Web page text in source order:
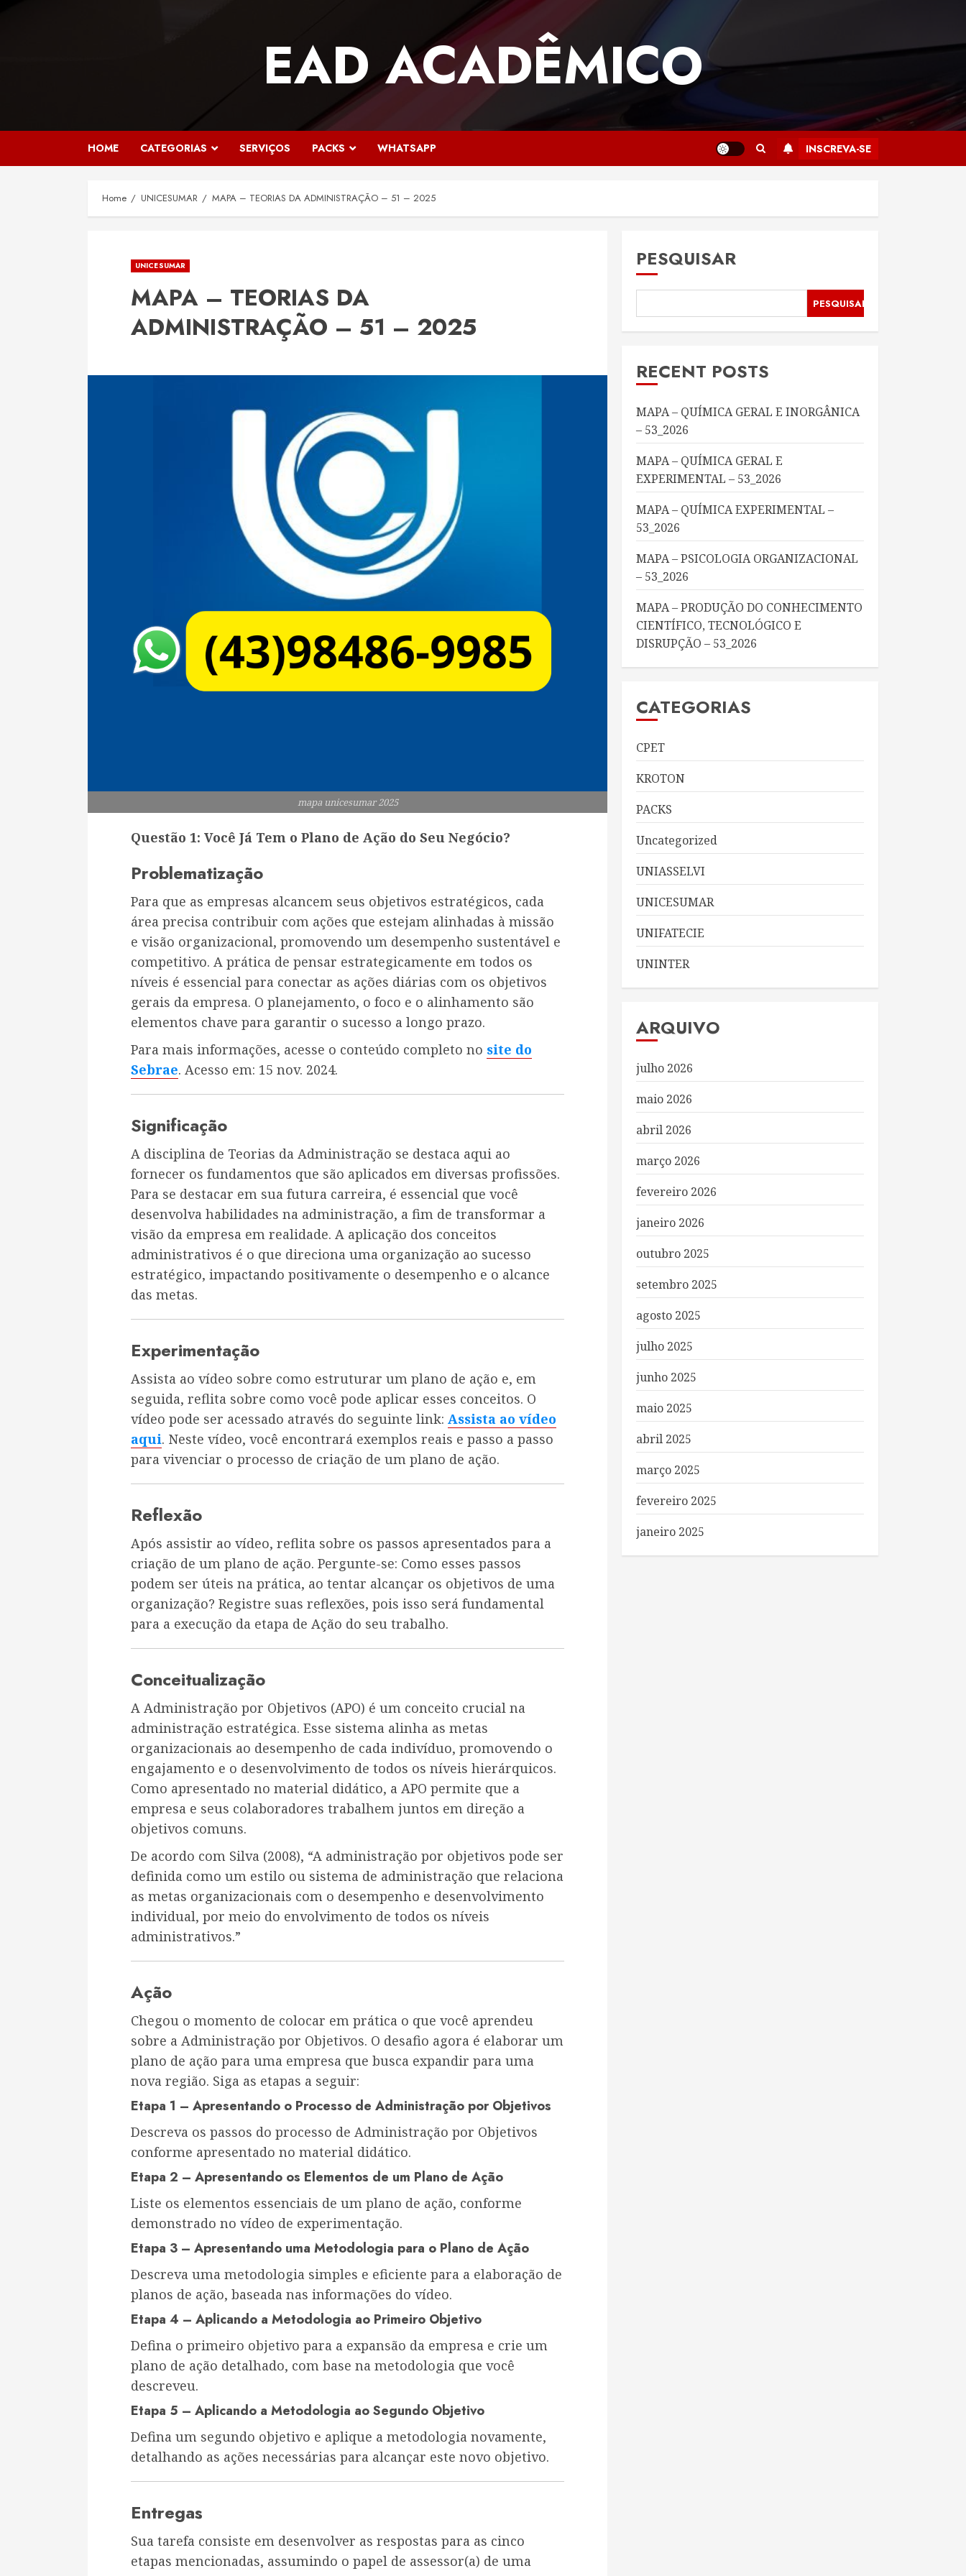
EAD ACADÊMICO
HOME CATEGORIAS SERVIÇOS PACKS WHATSAPP INSCREVA-SE
Home UNICESUMAR MAPA – TEORIAS DA ADMINISTRAÇÃO – 51 – 2025
UNICESUMAR
MAPA – TEORIAS DA
ADMINISTRAÇÃO – 51 – 2025
mapa unicesumar 2025
Questão 1: Você Já Tem o Plano de Ação do Seu Negócio?
Problematização
Para que as empresas alcancem seus objetivos estratégicos, cada
área precisa contribuir com ações que estejam alinhadas à missão
e visão organizacional, promovendo um desempenho sustentável e
competitivo. A prática de pensar estrategicamente em todos os
níveis é essencial para conectar as ações diárias com os objetivos
gerais da empresa. O planejamento, o foco e o alinhamento são
elementos chave para garantir o sucesso a longo prazo.
Para mais informações, acesse o conteúdo completo no site do
Sebrae. Acesso em: 15 nov. 2024.
Significação
A disciplina de Teorias da Administração se destaca aqui ao
fornecer os fundamentos que são aplicados em diversas profissões.
Para se destacar em sua futura carreira, é essencial que você
desenvolva habilidades na administração, a fim de transformar a
visão da empresa em realidade. A aplicação dos conceitos
administrativos é o que direciona uma organização ao sucesso
estratégico, impactando positivamente o desempenho e o alcance
das metas.
Experimentação
Assista ao vídeo sobre como estruturar um plano de ação e, em
seguida, reflita sobre como você pode aplicar esses conceitos. O
vídeo pode ser acessado através do seguinte link: Assista ao vídeo
aqui. Neste vídeo, você encontrará exemplos reais e passo a passo
para vivenciar o processo de criação de um plano de ação.
Reflexão
Após assistir ao vídeo, reflita sobre os passos apresentados para a
criação de um plano de ação. Pergunte-se: Como esses passos
podem ser úteis na prática, ao tentar alcançar os objetivos de uma
organização? Registre suas reflexões, pois isso será fundamental
para a execução da etapa de Ação do seu trabalho.
Conceitualização
A Administração por Objetivos (APO) é um conceito crucial na
administração estratégica. Esse sistema alinha as metas
organizacionais ao desempenho de cada indivíduo, promovendo o
engajamento e o desenvolvimento de todos os níveis hierárquicos.
Como apresentado no material didático, a APO permite que a
empresa e seus colaboradores trabalhem juntos em direção a
objetivos comuns.
De acordo com Silva (2008), “A administração por objetivos pode ser
definida como um estilo ou sistema de administração que relaciona
as metas organizacionais com o desempenho e desenvolvimento
individual, por meio do envolvimento de todos os níveis
administrativos.”
Ação
Chegou o momento de colocar em prática o que você aprendeu
sobre a Administração por Objetivos. O desafio agora é elaborar um
plano de ação para uma empresa que busca expandir para uma
nova região. Siga as etapas a seguir:
Etapa 1 – Apresentando o Processo de Administração por Objetivos
Descreva os passos do processo de Administração por Objetivos
conforme apresentado no material didático.
Etapa 2 – Apresentando os Elementos de um Plano de Ação
Liste os elementos essenciais de um plano de ação, conforme
demonstrado no vídeo de experimentação.
Etapa 3 – Apresentando uma Metodologia para o Plano de Ação
Descreva uma metodologia simples e eficiente para a elaboração de
planos de ação, baseada nas informações do vídeo.
Etapa 4 – Aplicando a Metodologia ao Primeiro Objetivo
Defina o primeiro objetivo para a expansão da empresa e crie um
plano de ação detalhado, com base na metodologia que você
descreveu.
Etapa 5 – Aplicando a Metodologia ao Segundo Objetivo
Defina um segundo objetivo e aplique a metodologia novamente,
detalhando as ações necessárias para alcançar este novo objetivo.
Entregas
Sua tarefa consiste em desenvolver as respostas para as cinco
etapas mencionadas, assumindo o papel de assessor(a) de uma
PESQUISAR
PESQUISAR
RECENT POSTS
MAPA – QUÍMICA GERAL E INORGÂNICA
– 53_2026
MAPA – QUÍMICA GERAL E
EXPERIMENTAL – 53_2026
MAPA – QUÍMICA EXPERIMENTAL –
53_2026
MAPA – PSICOLOGIA ORGANIZACIONAL
– 53_2026
MAPA – PRODUÇÃO DO CONHECIMENTO
CIENTÍFICO, TECNOLÓGICO E
DISRUPÇÃO – 53_2026
CATEGORIAS
CPET
KROTON
PACKS
Uncategorized
UNIASSELVI
UNICESUMAR
UNIFATECIE
UNINTER
ARQUIVO
julho 2026
maio 2026
abril 2026
março 2026
fevereiro 2026
janeiro 2026
outubro 2025
setembro 2025
agosto 2025
julho 2025
junho 2025
maio 2025
abril 2025
março 2025
fevereiro 2025
janeiro 2025